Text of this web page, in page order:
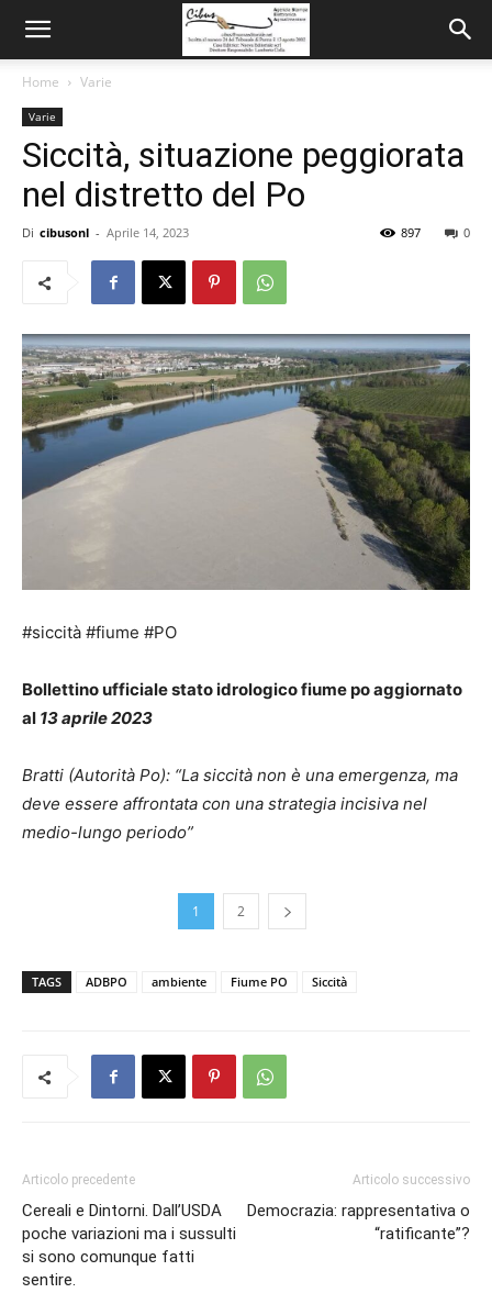
Home Varie
Varie
Siccità, situazione peggiorata
nel distretto del Po
Di cibusonl - Aprile 14, 2023 0
897
#siccità #fiume #PO
Bollettino ufficiale stato idrologico fiume po aggiornato
al 13 aprile 2023
Bratti (Autorità Po): “La siccità non è una emergenza, ma
deve essere affrontata con una strategia incisiva nel
medio-lungo periodo”
1 2
TAGS ADBPO ambiente Fiume PO Siccità
Articolo precedente
Cereali e Dintorni. Dall’USDA
poche variazioni ma i sussulti
si sono comunque fatti
sentire.
Articolo successivo
Democrazia: rappresentativa o
“ratificante”?